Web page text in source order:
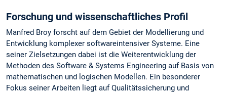
Forschung und wissenschaftliches Profil
Manfred Broy forscht auf dem Gebiet der Modellierung und
Entwicklung komplexer softwareintensiver Systeme. Eine
seiner Zielsetzungen dabei ist die Weiterentwicklung der
Methoden des Software & Systems Engineering auf Basis von
mathematischen und logischen Modellen. Ein besonderer
Fokus seiner Arbeiten liegt auf Qualitätssicherung und